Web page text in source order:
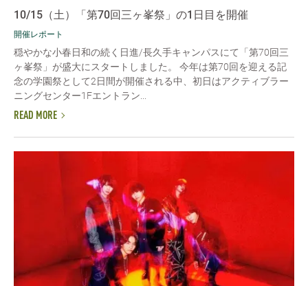
10/15（土）「第70回三ヶ峯祭」の1日目を開催
開催レポート
穏やかな小春日和の続く日進/長久手キャンパスにて「第70回三
ヶ峯祭」が盛大にスタートしました。 今年は第70回を迎える記
念の学園祭として2日間が開催される中、初日はアクティブラー
ニングセンター1Fエントラン...
READ MORE